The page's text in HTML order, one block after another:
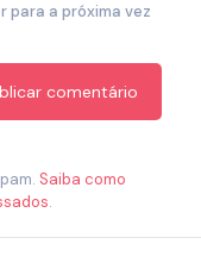
para a próxima vez
Saiba como
.